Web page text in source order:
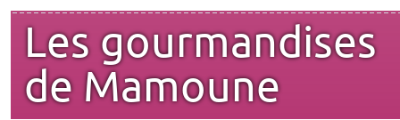
Les gourmandises
de Mamoune